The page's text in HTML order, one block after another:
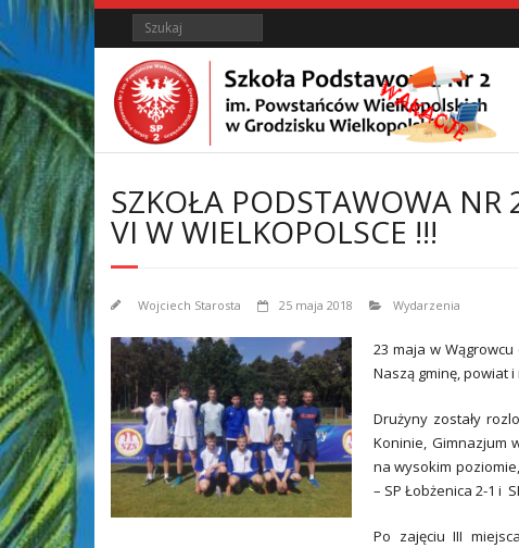
Skip
to
Content
Skip
to
content
Search
SZKOŁA PODSTAWOWA NR
VI W WIELKOPOLSCE !!!
Wojciech Starosta 25 maja 2018 Wydarzenia
23 maja w Wągrowcu
Naszą gminę, powiat
Drużyny zostały
Koninie, Gimnazjum
na wysokim
– SP Łobżenica 2-1 i
Po zajęciu III